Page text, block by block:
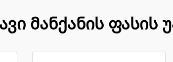
მანქანის ფასის